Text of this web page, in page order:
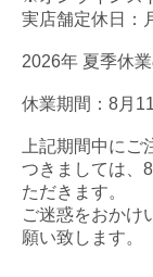
実店舗定休日：
2026年 夏季休
休業期間：8月
上記期間中に
つきましては、
ただきます。
ご迷惑をおかけ
願い致します。